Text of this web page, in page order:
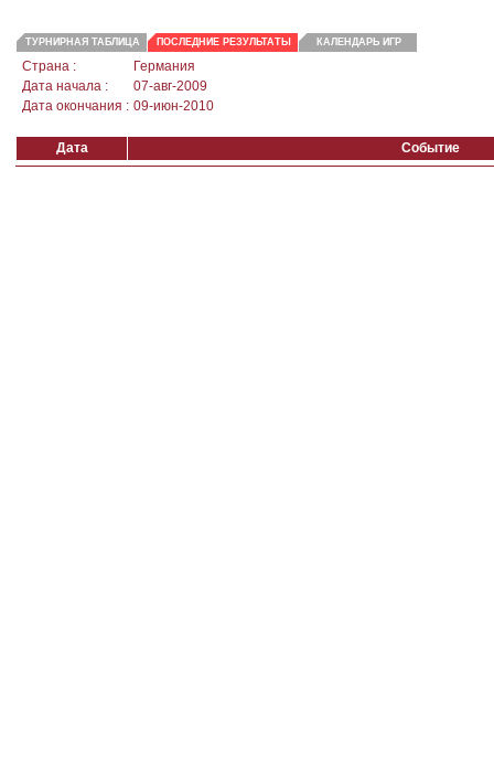
ТУРНИРНАЯ ТАБЛИЦА ПОСЛЕДНИЕ РЕЗУЛЬТАТЫ КАЛЕНДАРЬ ИГР
Страна :
Германия
Дата начала :
07-авг-2009
Дата окончания : 09-июн-2010
Дата Событие